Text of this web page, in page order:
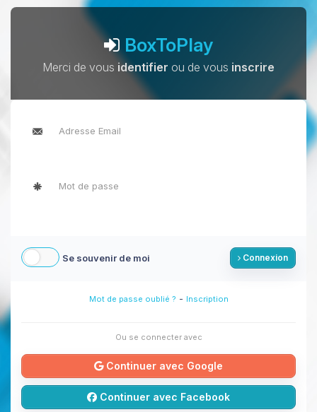
BoxToPlay
Merci de vous identifier ou de vous inscrire
Se souvenir de moi Connexion
Mot de passe oublié ? - Inscription
Ou se connecter avec
Continuer avec Google
Continuer avec Facebook